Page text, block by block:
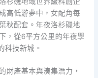
高低游夢中，女配角每
秋配套。年夜洛杉磯地
，從6平方公里的年夜學
科技新城。
財產基本與湊集潛力，